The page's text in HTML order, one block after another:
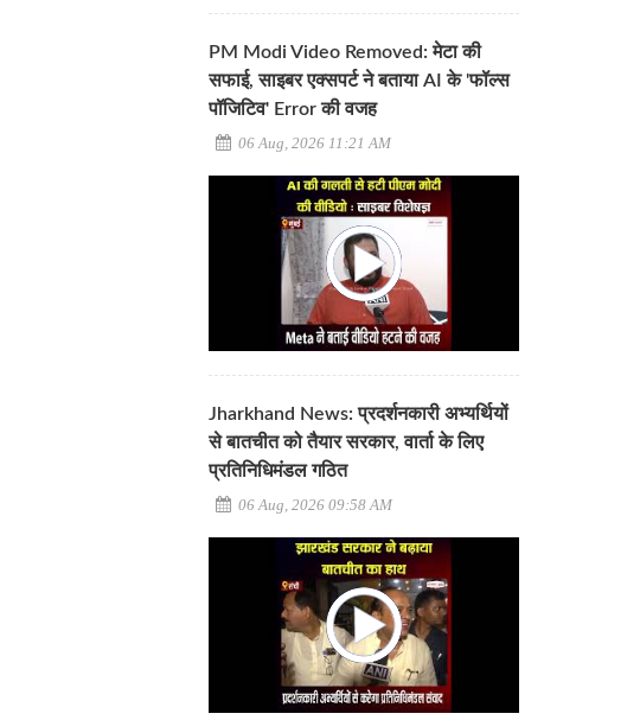
PM Modi Video Removed: मेटा की
सफाई, साइबर एक्सपर्ट ने बताया AI के 'फॉल्स
पॉजिटिव' Error की वजह
06 Aug, 2026 11:21 AM
Jharkhand News: प्रदर्शनकारी अभ्यर्थियों
से बातचीत को तैयार सरकार, वार्ता के लिए
प्रतिनिधिमंडल गठित
06 Aug, 2026 09:58 AM